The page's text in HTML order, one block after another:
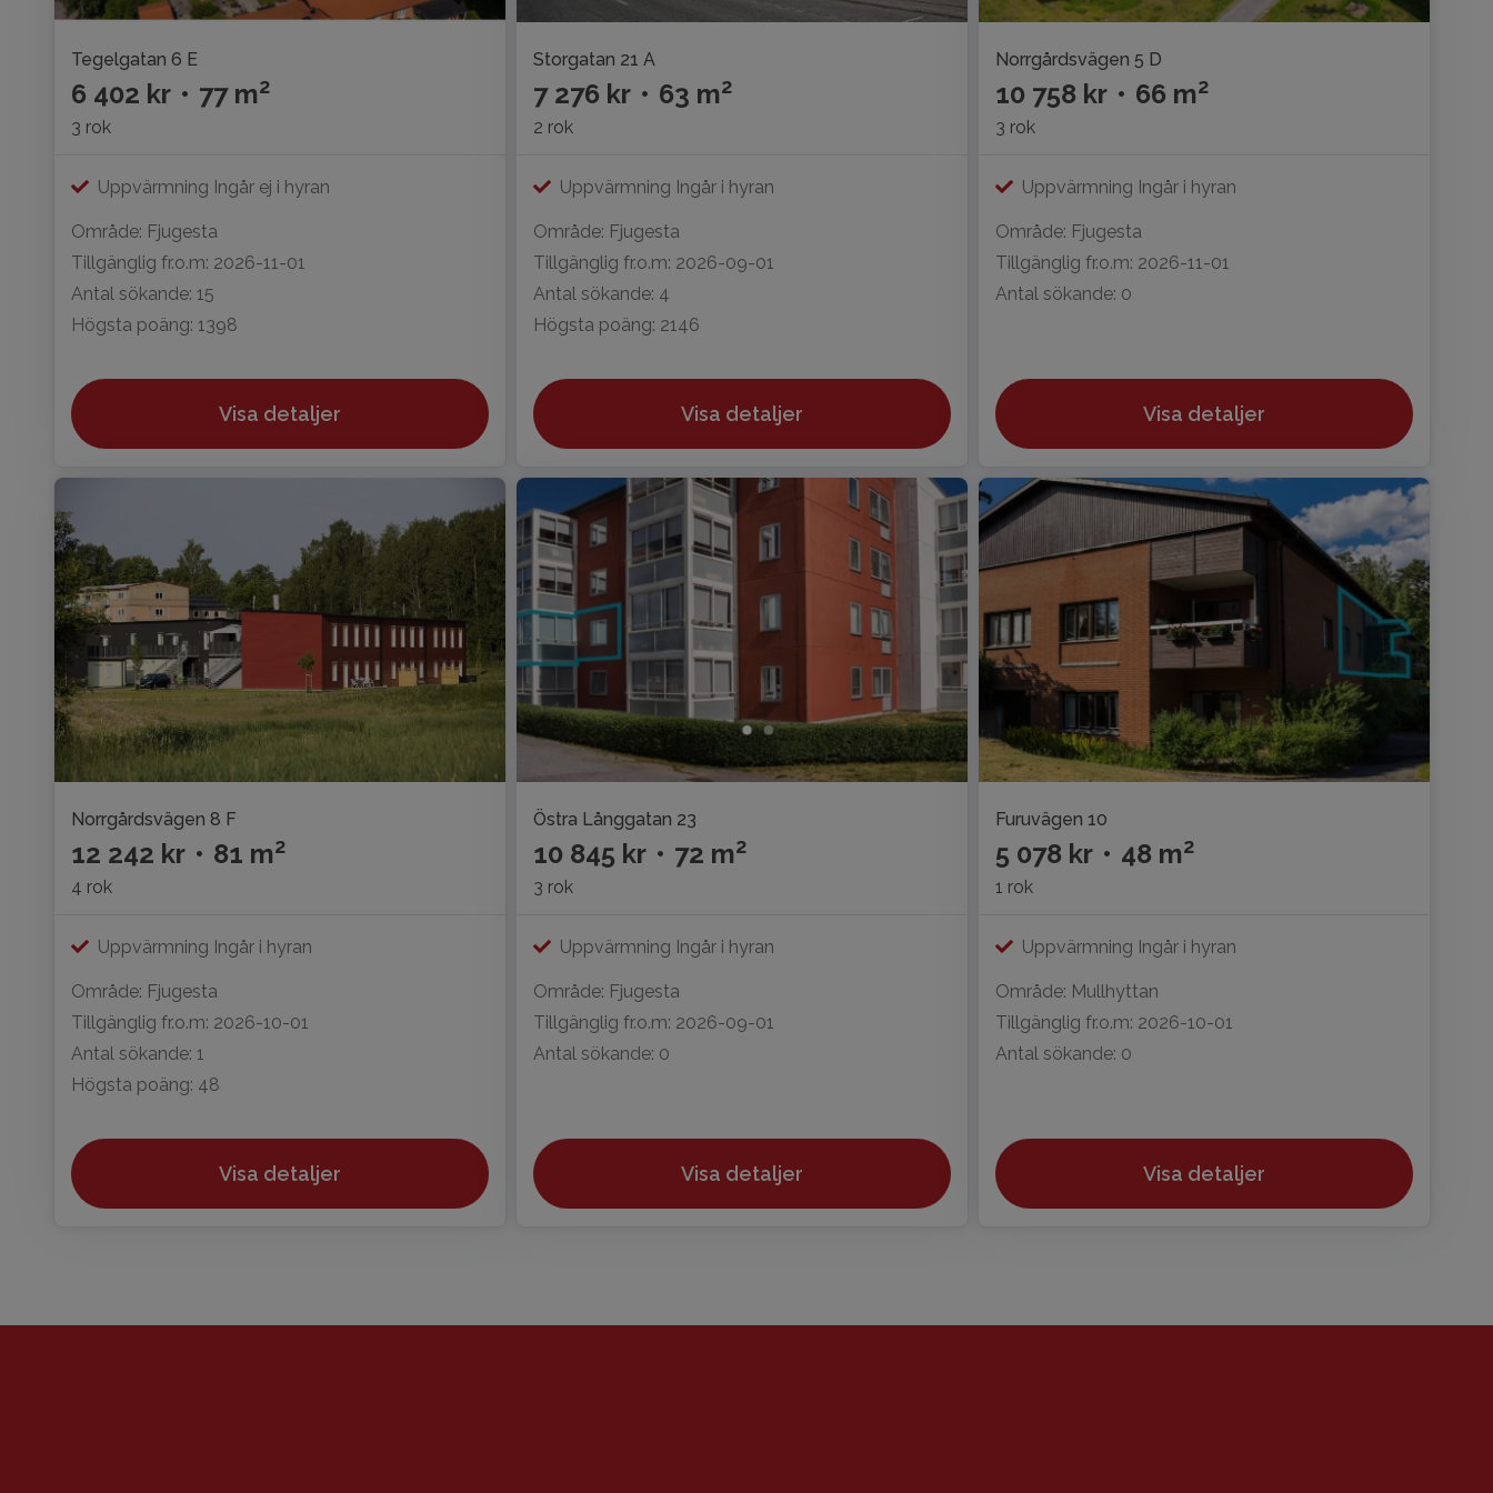
Tegelgatan 6 E
6 402 kr • 77 m2
3 rok
Uppvärmning Ingår ej i hyran
Område: Fjugesta
Tillgänglig fr.o.m: 2026-11-01
Antal sökande: 15
Högsta poäng: 1398
Visa detaljer
Storgatan 21 A
7 276 kr • 63 m2
2 rok
Uppvärmning Ingår i hyran
Område: Fjugesta
Tillgänglig fr.o.m: 2026-09-01
Antal sökande: 4
Högsta poäng: 2146
Visa detaljer
Norrgårdsvägen 5 D
10 758 kr • 66 m2
3 rok
Uppvärmning Ingår i hyran
Område: Fjugesta
Tillgänglig fr.o.m: 2026-11-01
Antal sökande: 0
Visa detaljer
Norrgårdsvägen 8 F
12 242 kr • 81 m2
4 rok
Uppvärmning Ingår i hyran
Område: Fjugesta
Tillgänglig fr.o.m: 2026-10-01
Antal sökande: 1
Högsta poäng: 48
Visa detaljer
Östra Långgatan 23
10 845 kr • 72 m2
3 rok
Uppvärmning Ingår i hyran
Område: Fjugesta
Tillgänglig fr.o.m: 2026-09-01
Antal sökande: 0
Visa detaljer
Furuvägen 10
5 078 kr • 48 m2
1 rok
Uppvärmning Ingår i hyran
Område: Mullhyttan
Tillgänglig fr.o.m: 2026-10-01
Antal sökande: 0
Visa detaljer